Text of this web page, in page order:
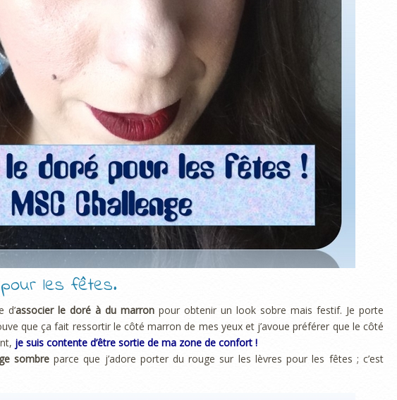
pour les fêtes.
d’associer le doré à du marron pour obtenir un look sobre mais festif. Je porte
que ça fait ressortir le côté marron de mes yeux et j’avoue préférer que le côté
je suis contente d’être sortie de ma zone de confort !
sombreparce que j’adore porter du rouge sur les lèvres pour les fêtes ; c’est